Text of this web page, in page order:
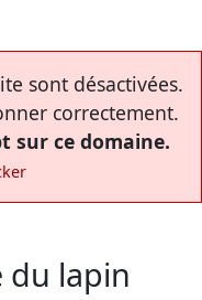
sont désactivées.
correctement.
sur ce domaine.
du lapin